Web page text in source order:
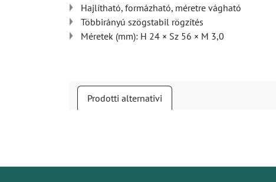
Hajlítható, formázható, méretre vágható
Többirányú szögstabil rögzítés
Méretek (mm): H 24 × Sz 56 × M 3,0
Prodotti alternativi